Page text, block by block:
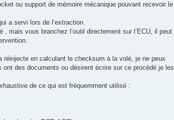
ou support de mémoire mécanique pouvant recevoir le
a servi lors de l’extraction.
mais vous branchez l’outil directement sur l’ECU, il peut
réinjecte en calculant le checksum à la volé, je ne peux
des documents ou désirent écrire sur ce procédé je les
de ce qui est fréquemment utilisé :